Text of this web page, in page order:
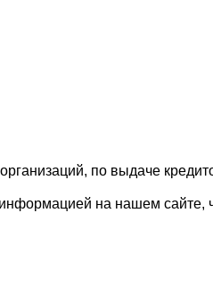
по выдаче
на нашем